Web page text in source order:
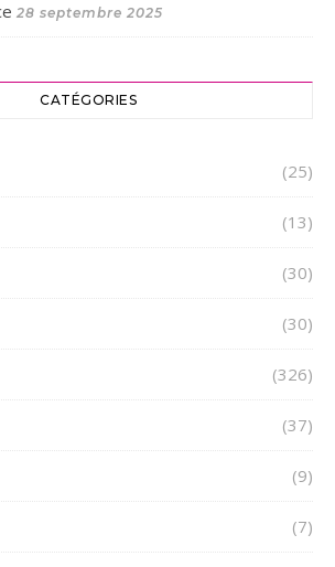
28 septembre 2025
CATÉGORIES
(25)
(13)
(30)
(30)
(326)
(37)
(9)
(7)